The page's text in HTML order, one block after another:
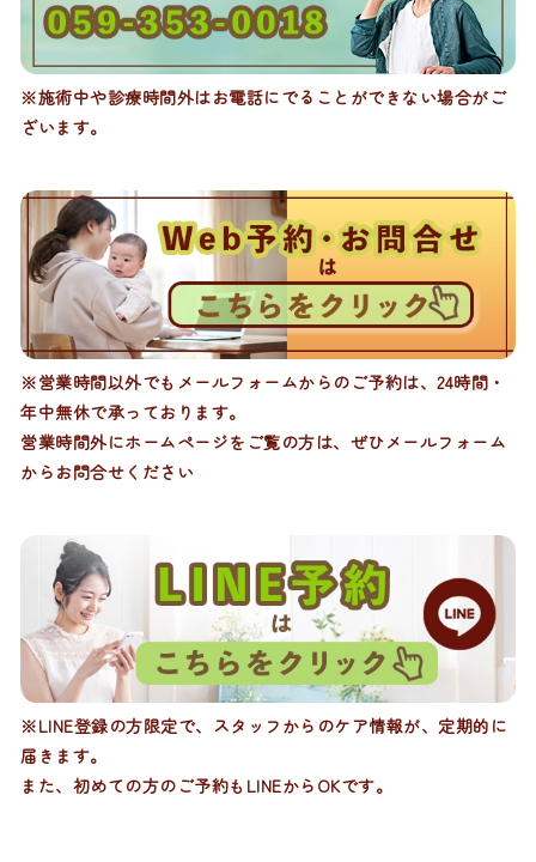
※施術中や診療時間外はお電話にでることができない場合がご
ざいます。
※営業時間以外でもメールフォームからのご予約は、24時間・
年中無休で承っております。
営業時間外にホームページをご覧の方は、ぜひメールフォーム
からお問合せください
※LINE登録の方限定で、スタッフからのケア情報が、定期的に
届きます。
また、初めての方のご予約もLINEからOKです。